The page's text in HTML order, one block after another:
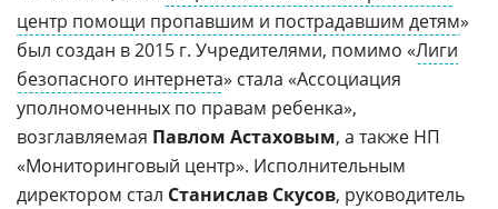
центр помощи пропавшим и пострадавшим детям»
был создан в 2015 г. Учредителями, помимо «Лиги
безопасного интернета» стала «Ассоциация
уполномоченных по правам ребенка»,
возглавляемая Павлом Астаховым, а также НП
«Мониторинговый центр». Исполнительным
директором стал Станислав Скусов, руководитель